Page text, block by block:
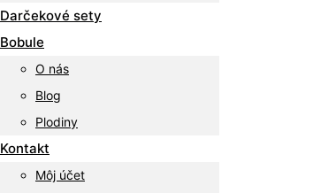
Darčekové sety
Bobule
O nás
Blog
Plodiny
Kontakt
Môj účet